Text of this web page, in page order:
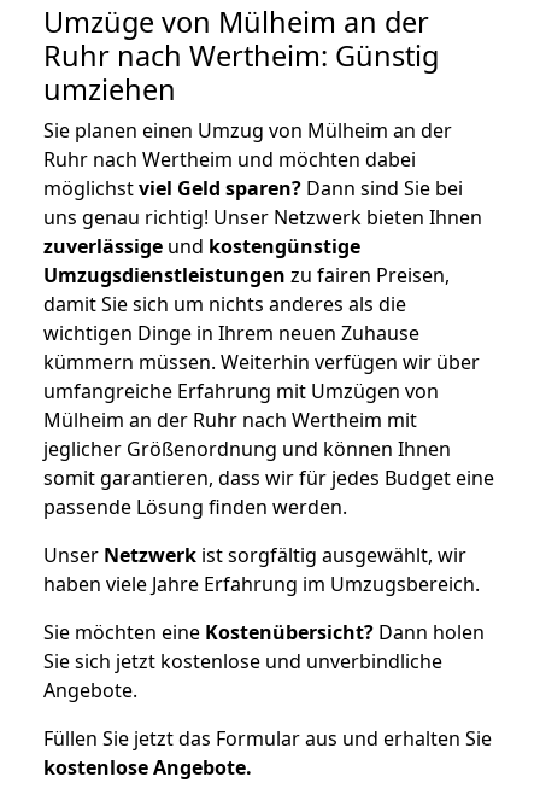
Umzüge von Mülheim an der
Ruhr nach Wertheim: Günstig
umziehen
Sie planen einen Umzug von Mülheim an der
Ruhr nach Wertheim und möchten dabei
möglichstviel Geld sparen? Dann sind Sie bei
uns genau richtig! Unser Netzwerk bieten Ihnen
zuverlässige und kostengünstige
Umzugsdienstleistungen zu fairen Preisen,
damit Sie sich um nichts anderes als die
wichtigen Dinge in Ihrem neuen Zuhause
kümmern müssen. Weiterhin verfügen wir über
umfangreiche Erfahrung mit Umzügen von
Mülheim an der Ruhr nach Wertheim mit
jeglicher Größenordnung und können Ihnen
somit garantieren, dass wir für jedes Budget eine
passende Lösung finden werden.
Unser Netzwerk ist sorgfältig ausgewählt, wir
haben viele Jahre Erfahrung im Umzugsbereich.
Sie möchten eine Kostenübersicht? Dann holen
Sie sich jetzt kostenlose und unverbindliche
Angebote.
Füllen Sie jetzt das Formular aus und erhalten Sie
kostenloseAngebote.